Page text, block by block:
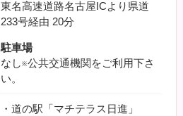
東名高速道路名古屋ICより県道
233号経由 20分
駐車場
なし※公共交通機関をご利用下さ
い。
・道の駅「マチテラス日進」